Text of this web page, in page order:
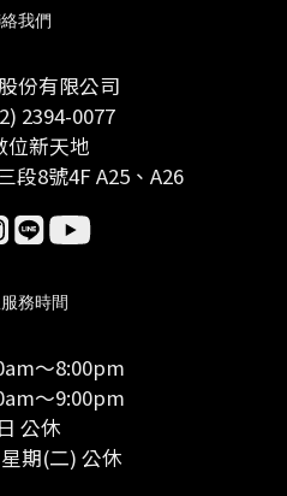
我們
份有限公司
2394-0077
位新天地
段8號4F A25、A26
務時間
～8:00pm
～9:00pm
公休
期(二) 公休